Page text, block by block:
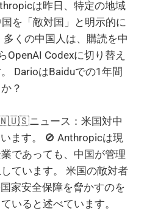
は昨日、特定の地域
を「敵対国」と明示的に
くの中国人は、購読を中
OpenAI Codexに切り替え
DarioはBaiduでの1年間
？
ニュース：米国対中
ます。 🚫 Anthropicは現
であっても、中国が管理
ています。 米国の敵対者
家安全保障を脅かすのを
いると述べています。